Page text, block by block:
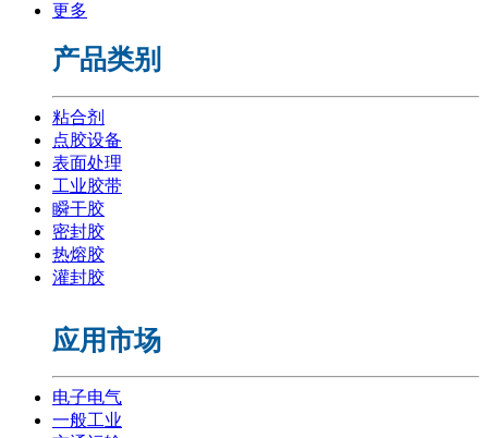
更多
产品类别
粘合剂
点胶设备
表面处理
工业胶带
瞬干胶
密封胶
热熔胶
灌封胶
应用市场
电子电气
一般工业